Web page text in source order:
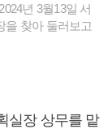
년 3월13일 서
을 찾아 둘러보고
실장 상무를 맡